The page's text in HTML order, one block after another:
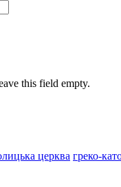
this field empty.
церква греко-